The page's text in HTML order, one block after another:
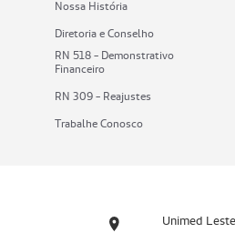
Nossa História
Diretoria e Conselho
RN 518 - Demonstrativo
Financeiro
RN 309 - Reajustes
Trabalhe Conosco
Unimed